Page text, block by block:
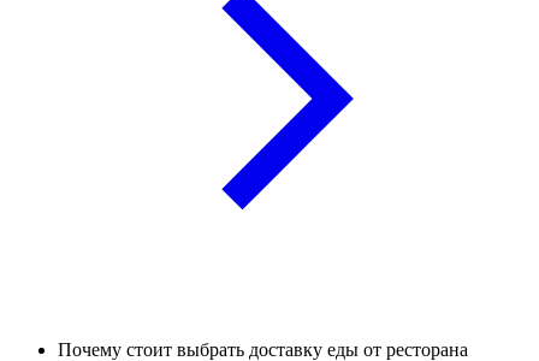
Почему стоит выбрать доставку еды от ресторана